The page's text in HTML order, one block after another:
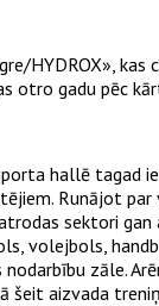
HYDROX»,
otro gadu pēc
hallē tagad
Runājot
sektori
volejbols,
zāle.
aizvada